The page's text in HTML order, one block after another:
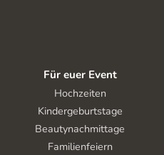
Für euer Event
Hochzeiten
Kindergeburtstage
Beautynachmittage
Familienfeiern